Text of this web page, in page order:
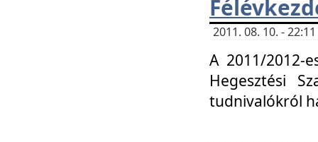
2011. 08. 10. -
A 2011/2012-
Hegesztési
tudnivalókról